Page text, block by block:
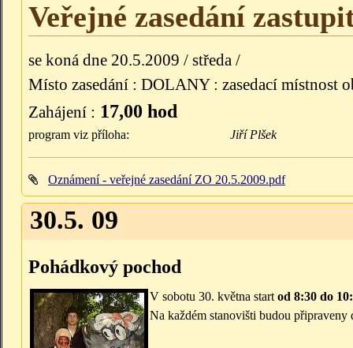
Veřejné zasedání
se koná dne 20.5.2009 / středa /
Místo zasedání : DOLANY : zasedací místnost
Zahájení : 17,00 hod
program viz příloha: Jiří Plšek
Oznámení - veřejné zasedání ZO 20.5.2009.pdf
30.5. 09
Pohádkový pochod
V sobotu 30. května start od 8:30 do
Na každém stanovišti budou